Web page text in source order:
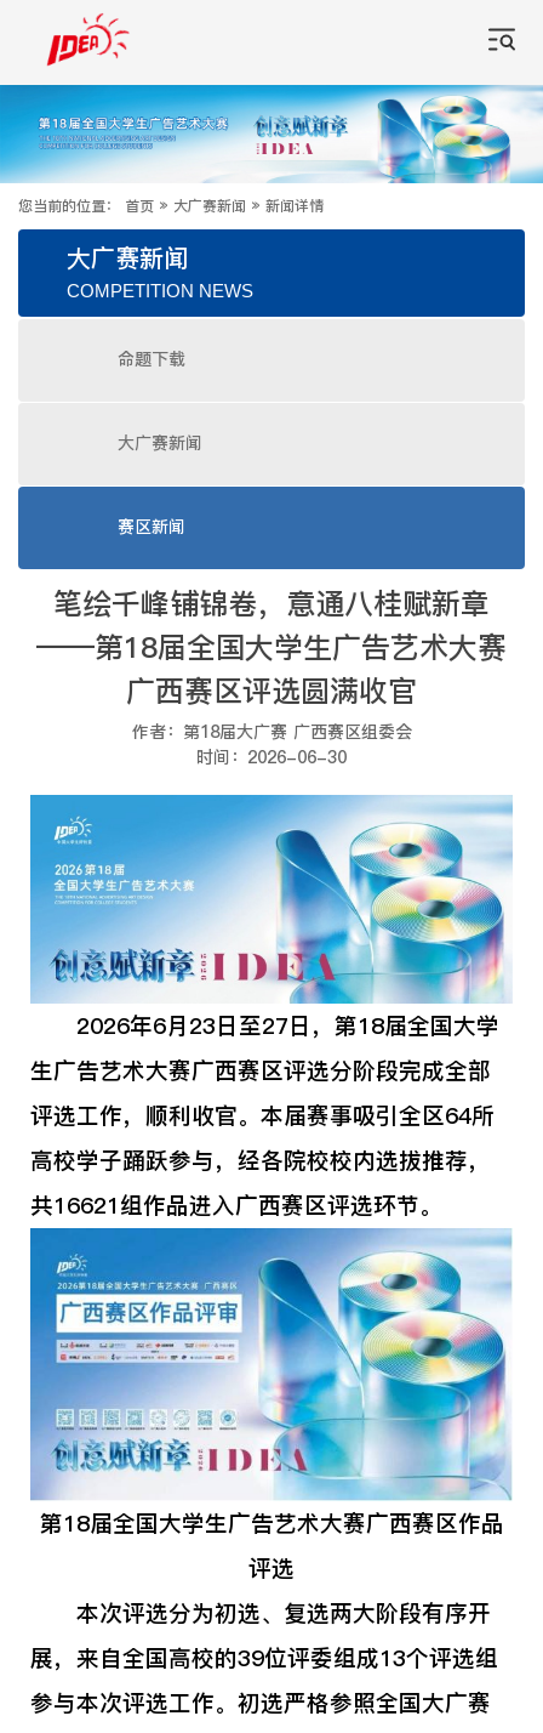
您当前的位置： 首页 » 大广赛新闻 » 新闻详情
大广赛新闻
COMPETITION NEWS
命题下载
大广赛新闻
赛区新闻
笔绘千峰铺锦卷，意通八桂赋新章
——第18届全国大学生广告艺术大赛
广西赛区评选圆满收官
作者：第18届大广赛 广西赛区组委会
时间：2026-06-30
2026年6月23日至27日，第18届全国大学
生广告艺术大赛广西赛区评选分阶段完成全部
评选工作，顺利收官。本届赛事吸引全区64所
高校学子踊跃参与，经各院校校内选拔推荐，
共16621组作品进入广西赛区评选环节。
第18届全国大学生广告艺术大赛广西赛区作品
评选
本次评选分为初选、复选两大阶段有序开
展，来自全国高校的39位评委组成13个评选组
参与本次评选工作。初选严格参照全国大广赛